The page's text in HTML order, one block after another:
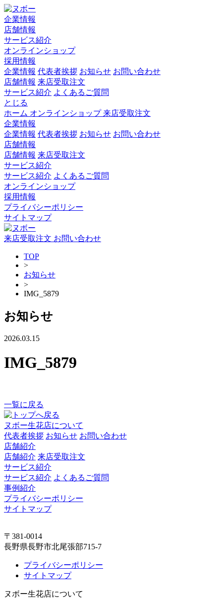
企業情報
店舗情報
サービス紹介
オンラインショップ
採用情報
企業情報 代表者挨拶 お知らせ お問い合わせ
店舗情報 来店受取注文
サービス紹介 よくあるご質問
とじる
ホーム オンラインショップ来店受取注文
企業情報
企業情報 代表者挨拶 お知らせ お問い合わせ
店舗情報
店舗情報 来店受取注文
サービス紹介
サービス紹介 よくあるご質問
オンラインショップ
採用情報
プライバシーポリシー
サイトマップ
来店受取注文 お問い合わせ
TOP
>
お知らせ
>
IMG_5879
お知らせ
2026.03.15
IMG_5879
一覧に戻る
ヌボー生花店について
代表者挨拶 お知らせ お問い合わせ
店舗紹介
店舗紹介 来店受取注文
サービス紹介
サービス紹介 よくあるご質問
事例紹介
プライバシーポリシー
サイトマップ
〒381-0014
長野県長野市北尾張部715-7
プライバシーポリシー
サイトマップ
ヌボー生花店について